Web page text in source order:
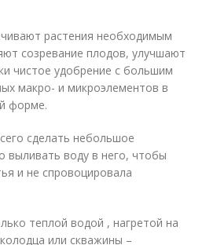
растения необходимым
созревание плодов, улучшают
чистое удобрение с большим
макро- и микроэлементов в
форме.
сделать небольшое
выливать воду в него, чтобы
и не спровоцировала
теплой водой , нагретой на
или скважины –